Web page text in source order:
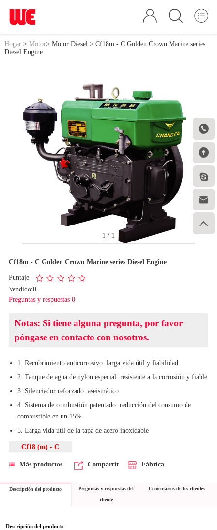





Hogar> Motor> Motor Diesel > Cf18m - C Golden Crown Marine series
Diesel Engine
1 / 1
Cf18m - C Golden Crown Marine series Diesel Engine
Puntaje
Vendido:0
Preguntas y respuestas 0
Notas: Si tiene alguna pregunta, por favor
póngase en contacto con nosotros.
1. Recubrimiento anticorrosivo: larga vida útil y fiabilidad
2. Tanque de agua de nylon especial: resistente a la corrosión y fiable
3. Silenciador reforzado: aseismático
4. Sistema de combustión patentado: reducción del consumo de
combustible en un 15%
5. Larga vida útil de la tapa de acero inoxidable
Cf18 (m) - C
Más productos Compartir Fábrica
Descripción del producto Preguntas y respuestas del
cliente
Comentarios de los clientes
Descripción del producto